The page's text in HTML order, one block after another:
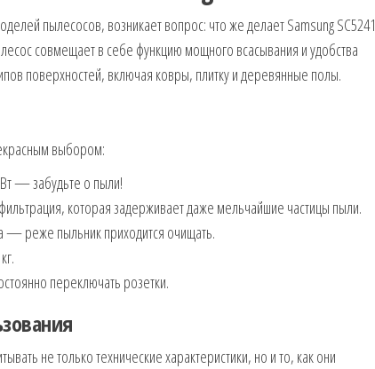
пылесосов, возникает вопрос: что же делает Samsung SC5241
совмещает в себе функцию мощного всасывания и удобства
поверхностей, включая ковры, плитку и деревянные полы.
выбором:
— забудьте о пыли!
которая задерживает даже мельчайшие частицы пыли.
— реже пыльник приходится очищать.
переключать розетки.
не только технические характеристики, но и то, как они